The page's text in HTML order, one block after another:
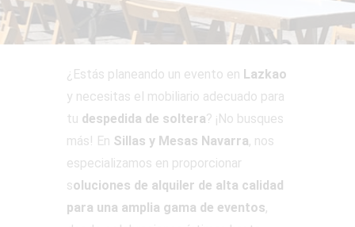
¿Estás planeando un evento en Lazkao
y necesitas el mobiliario adecuado para
tu despedida de soltera? ¡No busques
más! En Sillas y Mesas Navarra, nos
especializamos en proporcionar
soluciones de alquiler de alta calidad
para una amplia gama de eventos,